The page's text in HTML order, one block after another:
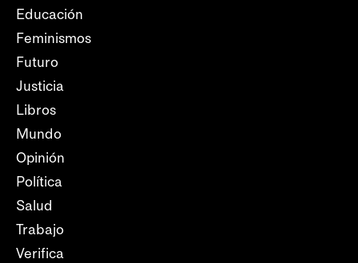
Educación
Feminismos
Futuro
Justicia
Libros
Mundo
Opinión
Política
Salud
Trabajo
Verifica